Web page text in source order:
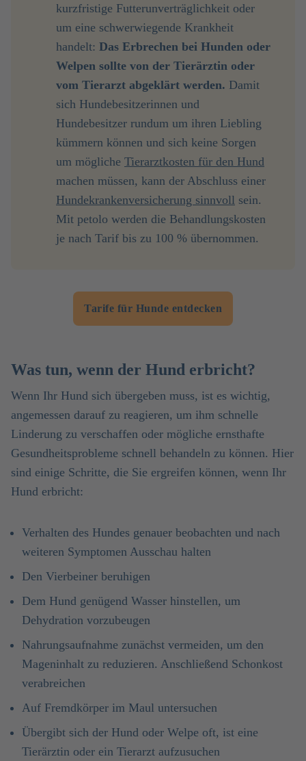
kurzfristige Futterunverträglichkeit oder
um eine schwerwiegende Krankheit
handelt: Das Erbrechen bei Hunden oder
Welpen sollte von der Tierärztin oder
vom Tierarzt abgeklärt werden. Damit
sich Hundebesitzerinnen und
Hundebesitzer rundum um ihren Liebling
kümmern können und sich keine Sorgen
um mögliche Tierarztkosten für den Hund
machen müssen, kann der Abschluss einer
Hundekrankenversicherung sinnvoll sein.
Mit petolo werden die Behandlungskosten
je nach Tarif bis zu 100 % übernommen.
Tarife für Hunde entdecken
Was tun, wenn der Hund erbricht?
Wenn Ihr Hund sich übergeben muss, ist es wichtig,
angemessen darauf zu reagieren, um ihm schnelle
Linderung zu verschaffen oder mögliche ernsthafte
Gesundheitsprobleme schnell behandeln zu können. Hier
sind einige Schritte, die Sie ergreifen können, wenn Ihr
Hund erbricht:
Verhalten des Hundes genauer beobachten und nach
weiteren Symptomen Ausschau halten
Den Vierbeiner beruhigen
Dem Hund genügend Wasser hinstellen, um
Dehydration vorzubeugen
Nahrungsaufnahme zunächst vermeiden, um den
Mageninhalt zu reduzieren. Anschließend Schonkost
verabreichen
Auf Fremdkörper im Maul untersuchen
Übergibt sich der Hund oder Welpe oft, ist eine
Tierärztin oder ein Tierarzt aufzusuchen